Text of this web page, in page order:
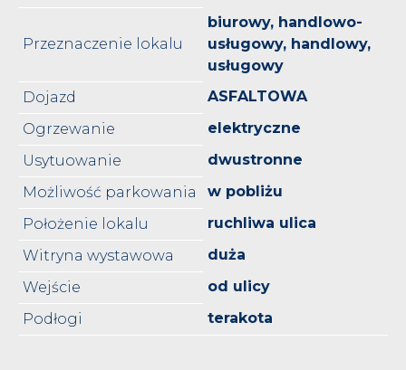
Przeznaczenie lokalu
biurowy, handlowo-
usługowy, handlowy,
usługowy
Dojazd
ASFALTOWA
Ogrzewanie
elektryczne
Usytuowanie
dwustronne
Możliwość parkowania
w pobliżu
Położenie lokalu
ruchliwa ulica
Witryna wystawowa
duża
Wejście
od ulicy
Podłogi
terakota